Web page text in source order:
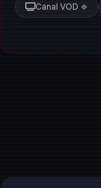
Canal VOD 🍀